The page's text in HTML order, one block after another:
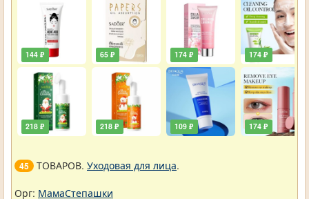
144 ₽
218 ₽
65 ₽
218 ₽
174 ₽
109 ₽
174 ₽
174 ₽
45 ТОВАРОВ. Уходовая для лица.
Орг: МамаСтепашки